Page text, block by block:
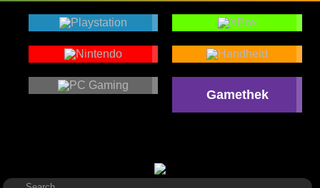
Gamethek